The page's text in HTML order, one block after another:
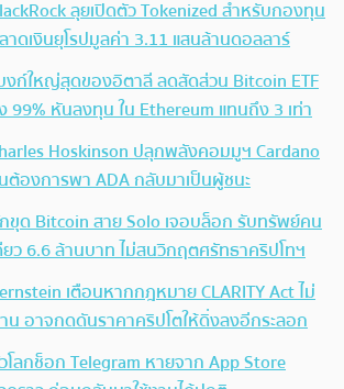
ลุยเปิดตัว Tokenized สำหรับกองทุน
าดเงินยุโรปมูลค่า 3.11 แสนล้านดอลลาร์
งก์ใหญ่สุดของอิตาลี ลดสัดส่วน Bitcoin ETF
99% หันลงทุน ใน Ethereum แทนถึง 3 เท่า
Hoskinson ปลุกพลังคอมมูฯ Cardano
ต้องการพา ADA กลับมาเป็นผู้ชนะ
ขุด Bitcoin สาย Solo เจอบล็อก รับทรัพย์คน
ยว 6.6 ล้านบาท ไม่สนวิกฤตศรัทธาคริปโทฯ
เตือนหากกฎหมาย CLARITY Act ไม่
น อาจกดดันราคาคริปโตให้ดิ่งลงอีกระลอก
โลกช็อก Telegram หายจาก App Store